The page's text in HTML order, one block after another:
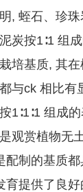
, 蛭石、珍珠
炭按1∶1 组
培基质, 其
与ck 相比有
1∶1∶1 组成
观赏植物无
配制的基质
提供了良好